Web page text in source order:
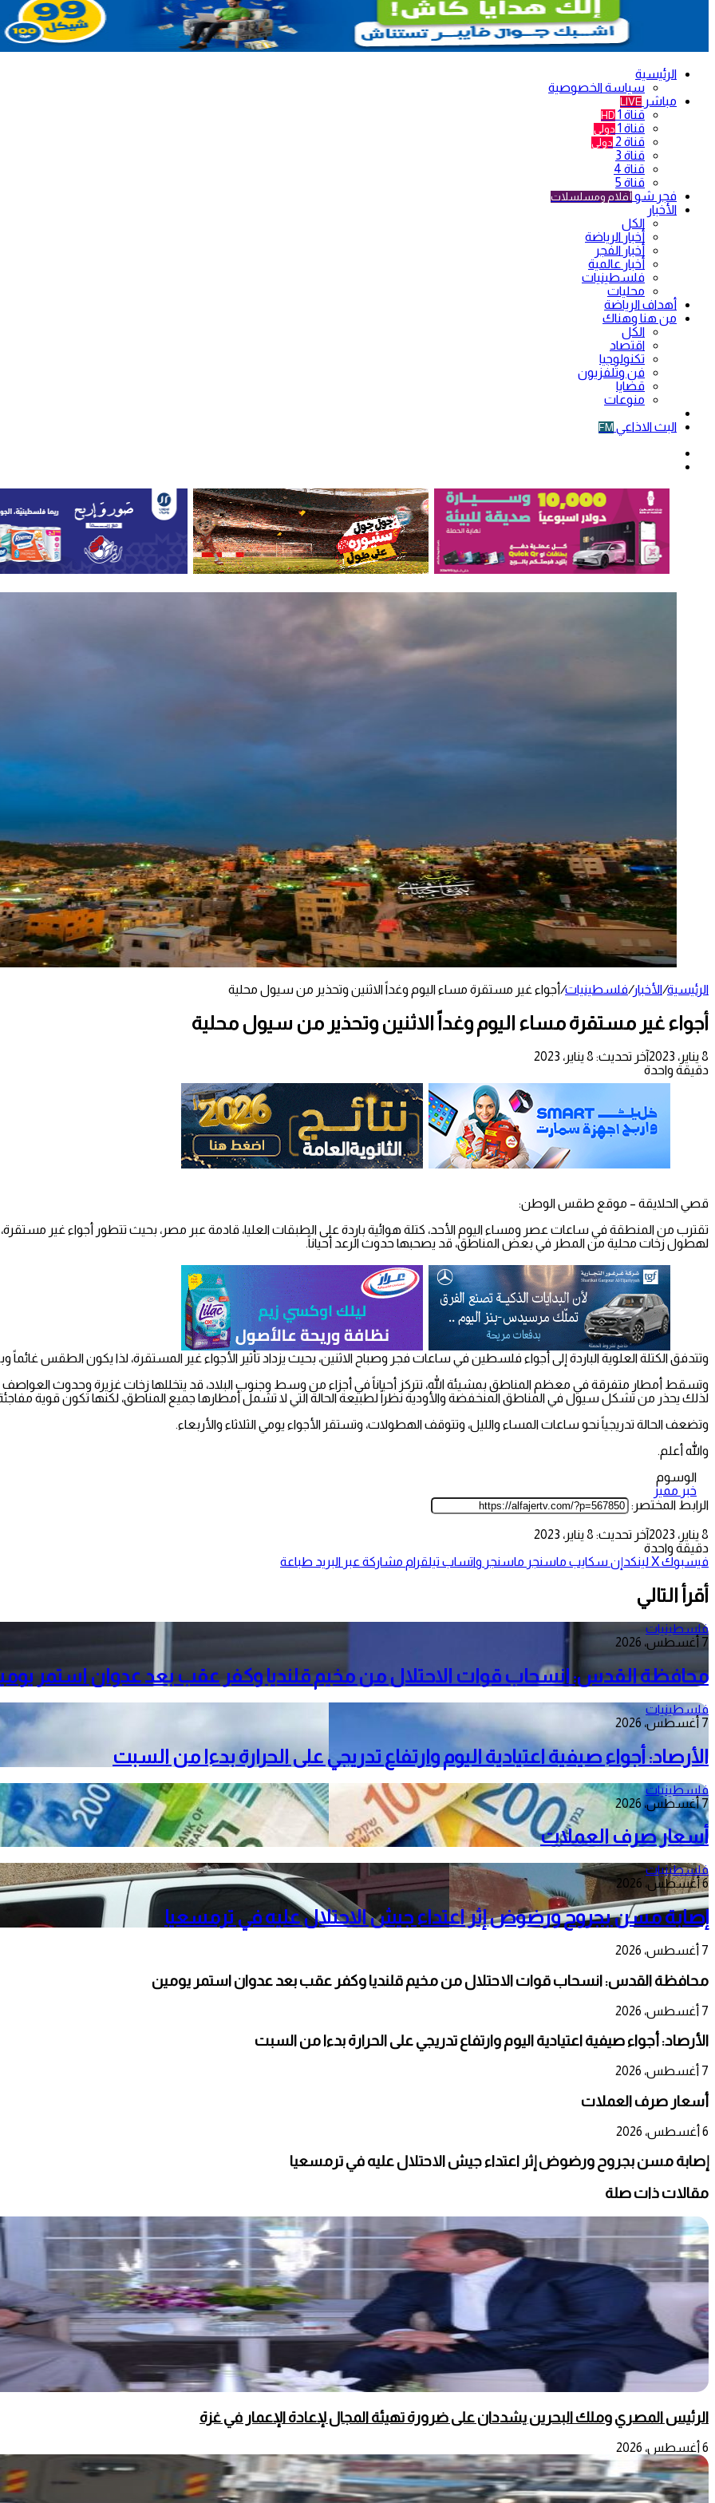
الرئيسية
سياسة الخصوصية
مباشر LIVE
قناة 1 HD
قناة 1 دولي
قناة 2 دولي
قناة 3
قناة 4
قناة 5
فجر شو أفلام ومسلسلات
الأخبار
الكل
أخبار الرياضة
أخبار الفجر
أخبار عالمية
فلسطينيات
محليات
أهداف الرياضة
من هنا وهناك
الكل
اقتصاد
تكنولوجيا
فن وتلفزيون
قضايا
منوعات
البث الاذاعي FM
الرئيسية/الأخبار/فلسطينيات/أجواء غير مستقرة مساء اليوم وغداً الاثنين وتحذير من سيول محلية
أجواء غير مستقرة مساء اليوم وغداً الاثنين وتحذير من سيول محلية
8 يناير، 2023
آخر تحديث: 8 يناير، 2023
دقيقة واحدة
قصي الحلايقة – موقع طقس الوطن:
تقترب من المنطقة في ساعات عصر ومساء اليوم الأحد، كتلة هوائية باردة على الطبقات العليا، قادمة عبر مصر، بحيث تتطور أجواء غير
لهطول زخات محلية من المطر في بعض المناطق، قد يصحبها حدوث الرعد أحياناً.
وتتدفق الكتلة العلوية الباردة إلى أجواء فلسطين في ساعات فجر وصباح الاثنين، بحيث يزداد تأثير الأجواء غير المستقرة، لذا يكون الطقس غائماً
وتسقط أمطار متفرقة في معظم المناطق بمشيئة الله، تتركز أحياناً في أجزاء من وسط وجنوب البلاد، قد يتخللها زخات غزيرة وحدوث
لذلك يحذر من تشكل سيول في المناطق المنخفضة والأودية نظراً لطبيعة الحالة التي لا تشمل أمطارها جميع المناطق، لكنها تكون قوية
وتضعف الحالة تدريجياً نحو ساعات المساء والليل، وتتوقف الهطولات، وتستقر الأجواء يومي الثلاثاء والأربعاء.
والله أعلم.
الوسوم
خبر مميز
الرابط المختصر:
8 يناير، 2023
آخر تحديث: 8 يناير، 2023
دقيقة واحدة
فيسبوك‫Xلينكدإن سكايب ماسنجر ماسنجر واتساب تيلقرام مشاركة عبر البريد طباعة
أقرأ التالي
فلسطينيات
7 أغسطس، 2026
محافظة القدس: انسحاب قوات الاحتلال من مخيم قلنديا وكفر عقب بعد عدوان استمر
فلسطينيات
7 أغسطس، 2026
الأرصاد: أجواء صيفية اعتيادية اليوم وارتفاع تدريجي على الحرارة بدءا من السبت
فلسطينيات
7 أغسطس، 2026
أسعار صرف العملات
فلسطينيات
6 أغسطس، 2026
إصابة مسن بجروح ورضوض إثر اعتداء جيش الاحتلال عليه في ترمسعيا
7 أغسطس، 2026
محافظة القدس: انسحاب قوات الاحتلال من مخيم قلنديا وكفر عقب بعد عدوان استمر يومين
7 أغسطس، 2026
الأرصاد: أجواء صيفية اعتيادية اليوم وارتفاع تدريجي على الحرارة بدءا من السبت
7 أغسطس، 2026
أسعار صرف العملات
6 أغسطس، 2026
إصابة مسن بجروح ورضوض إثر اعتداء جيش الاحتلال عليه في ترمسعيا
مقالات ذات صلة
الرئيس المصري وملك البحرين يشددان على ضرورة تهيئة المجال لإعادة الإعمار في غزة
6 أغسطس، 2026